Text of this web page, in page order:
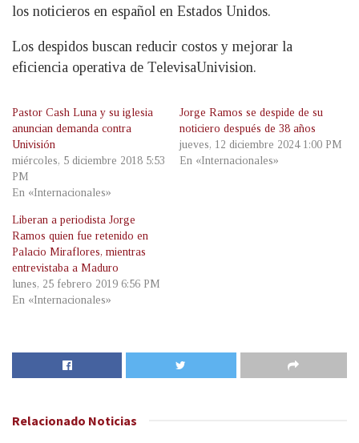
los noticieros en español en Estados Unidos.
Los despidos buscan reducir costos y mejorar la
eficiencia operativa de TelevisaUnivision.
Pastor Cash Luna y su iglesia
anuncian demanda contra
Univisión
miércoles, 5 diciembre 2018 5:53
PM
En «Internacionales»
Jorge Ramos se despide de su
noticiero después de 38 años
jueves, 12 diciembre 2024 1:00 PM
En «Internacionales»
Liberan a periodista Jorge
Ramos quien fue retenido en
Palacio Miraflores, mientras
entrevistaba a Maduro
lunes, 25 febrero 2019 6:56 PM
En «Internacionales»
Relacionado Noticias